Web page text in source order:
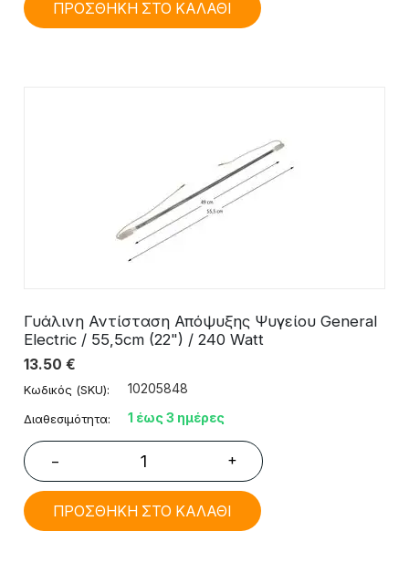
ΠΡΟΣΘΗΚΗ ΣΤΟ ΚΑΛΑΘΙ
Γυάλινη Αντίσταση Απόψυξης Ψυγείου General
Electric / 55,5cm (22") / 240 Watt
13.50 €
Κωδικός (SKU): 10205848
Διαθεσιμότητα: 1 έως 3 ημέρες
− +
ΠΡΟΣΘΗΚΗ ΣΤΟ ΚΑΛΑΘΙ